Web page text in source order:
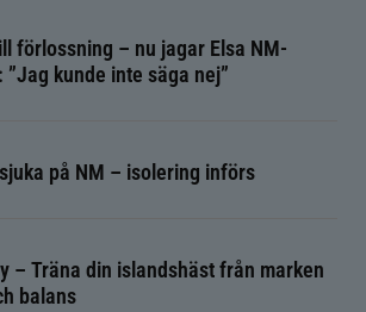
förlossning – nu jagar Elsa NM-
kunde inte säga nej”
på NM – isolering införs
– Träna din islandshäst från marken
balans